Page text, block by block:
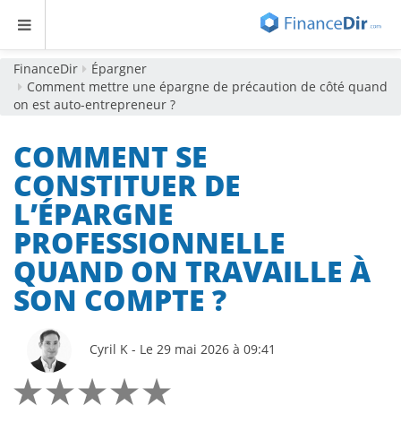
FinanceDir
Épargner
Comment mettre une épargne de précaution de côté quand
on est auto-entrepreneur ?
COMMENT SE
CONSTITUER DE
L’ÉPARGNE
PROFESSIONNELLE
QUAND ON TRAVAILLE À
SON COMPTE ?
Cyril K - Le 29 mai 2026 à 09:41